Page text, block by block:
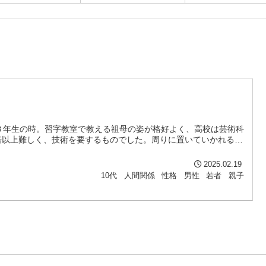
生の時。習字教室で教える祖母の姿が格好よく、高校は芸術科
上難しく、技術を要するものでした。周りに置いていかれる…
2025.02.19
10代
人間関係 性格 男性 若者 親子